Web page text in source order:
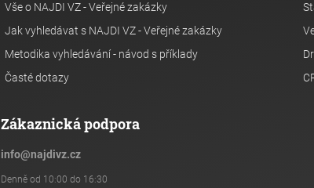
Vše o NAJDI VZ - Veřejné zakázky
Jak vyhledávat s NAJDI VZ - Veřejné zakázky
Metodika vyhledávání - návod s příklady
Časté dotazy
Zákaznická podpora
info@najdivz.cz
Denně od 10:00 do 16:30